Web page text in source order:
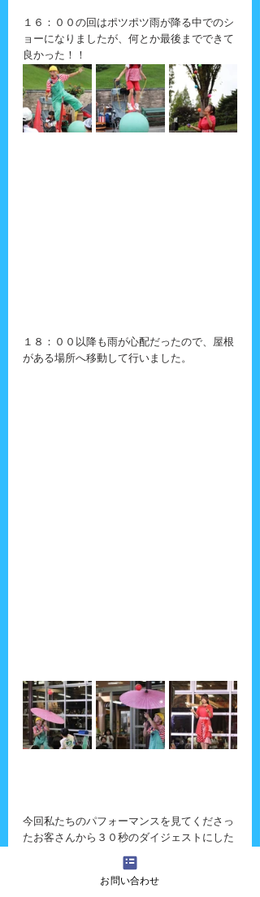
１６：００の回はポツポツ雨が降る中でのシ
ョーになりましたが、何とか最後までできて
良かった！！
１８：００以降も雨が心配だったので、屋根
がある場所へ移動して行いました。
今回私たちのパフォーマンスを見てくださっ
たお客さんから３０秒のダイジェストにした
動画を送ってくださいました〜。
https://video.wixstatic.com/video/340bfb_28
1d771566cc4f23809de514a66ba04b/480p/m
お問い合わせ